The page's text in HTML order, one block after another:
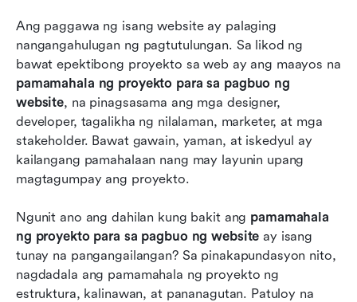
Ang paggawa ng isang website ay palaging
nangangahulugan ng pagtutulungan. Sa likod ng
pamamahala ng proyekto para sa pagbuo ng
website, na pinagsasama ang mga designer,
developer, tagalikha ng nilalaman, marketer, at mga
stakeholder. Bawat gawain, yaman, at iskedyul ay
kailangang pamahalaan nang may layunin upang
magtagumpay ang proyekto.
Ngunit ano ang dahilan kung bakit ang pamamahala
ng proyekto para sa pagbuo ng website ay isang
tunay na pangangailangan? Sa pinakapundasyon nito,
nagdadala ang pamamahala ng proyekto ng
estruktura, kalinawan, at pananagutan. Patuloy na
Top 10 mga kasangkapan para sa pamamahala
ng proyekto sa pagbuo ng website: Bigyang-
lakas ang iyong susunod na proyekto
Pinakamahusay na mga kasanayan para sa
pamamahala ng proyekto sa mga web na
proyekto
Mahahalagang sukatan para sa pagsukat ng
Pag-aangkop ng pamamahala ng proyekto
upang umangkop sa iyong koponan at proyekto
Konklusyon